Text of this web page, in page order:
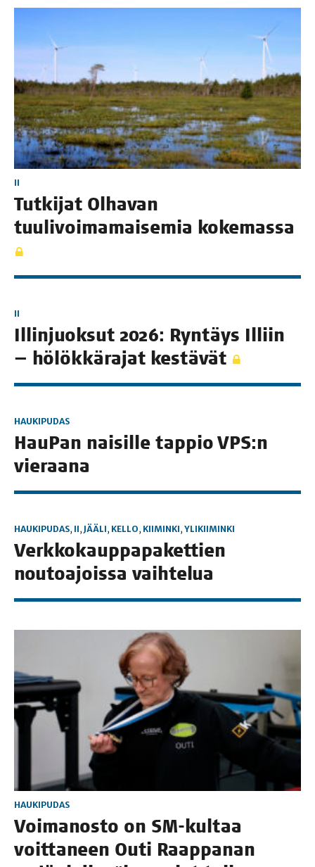
II
Tut­ki­jat Olha­van
tuu­li­voi­ma­mai­se­mia kokemassa
II
Illin­juok­sut 2026: Ryn­täys Illiin
— hölök­kä­ra­jat kestävät
HAUKIPUDAS
Hau­Pan nai­sil­le tap­pio VPS:n
vieraana
HAUKIPUDAS, II, JÄÄLI, KELLO, KIIMINKI, YLIKIIMINKI
Verk­ko­kaup­pa­pa­ket­tien
nou­toa­jois­sa vaihtelua
HAUKIPUDAS
Voi­ma­nos­to on SM-kul­taa
voit­ta­neen Outi Raap­pa­nan